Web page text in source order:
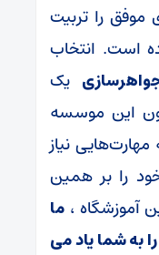
موفق را تربیت
است. انتخاب
یک
این موسسه
مهارت‌هایی نیاز
را بر همین
آموزشگاه ، ما
به شما یاد می